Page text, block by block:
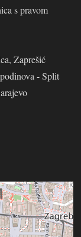
s pravom
Zaprešić
- Split